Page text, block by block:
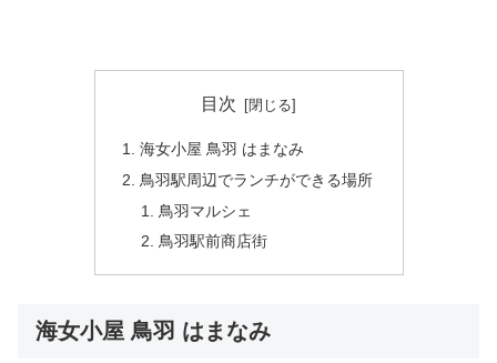
目次
海女小屋 鳥羽 はまなみ
鳥羽駅周辺でランチができる場所
鳥羽マルシェ
鳥羽駅前商店街
海女小屋 鳥羽 はまなみ